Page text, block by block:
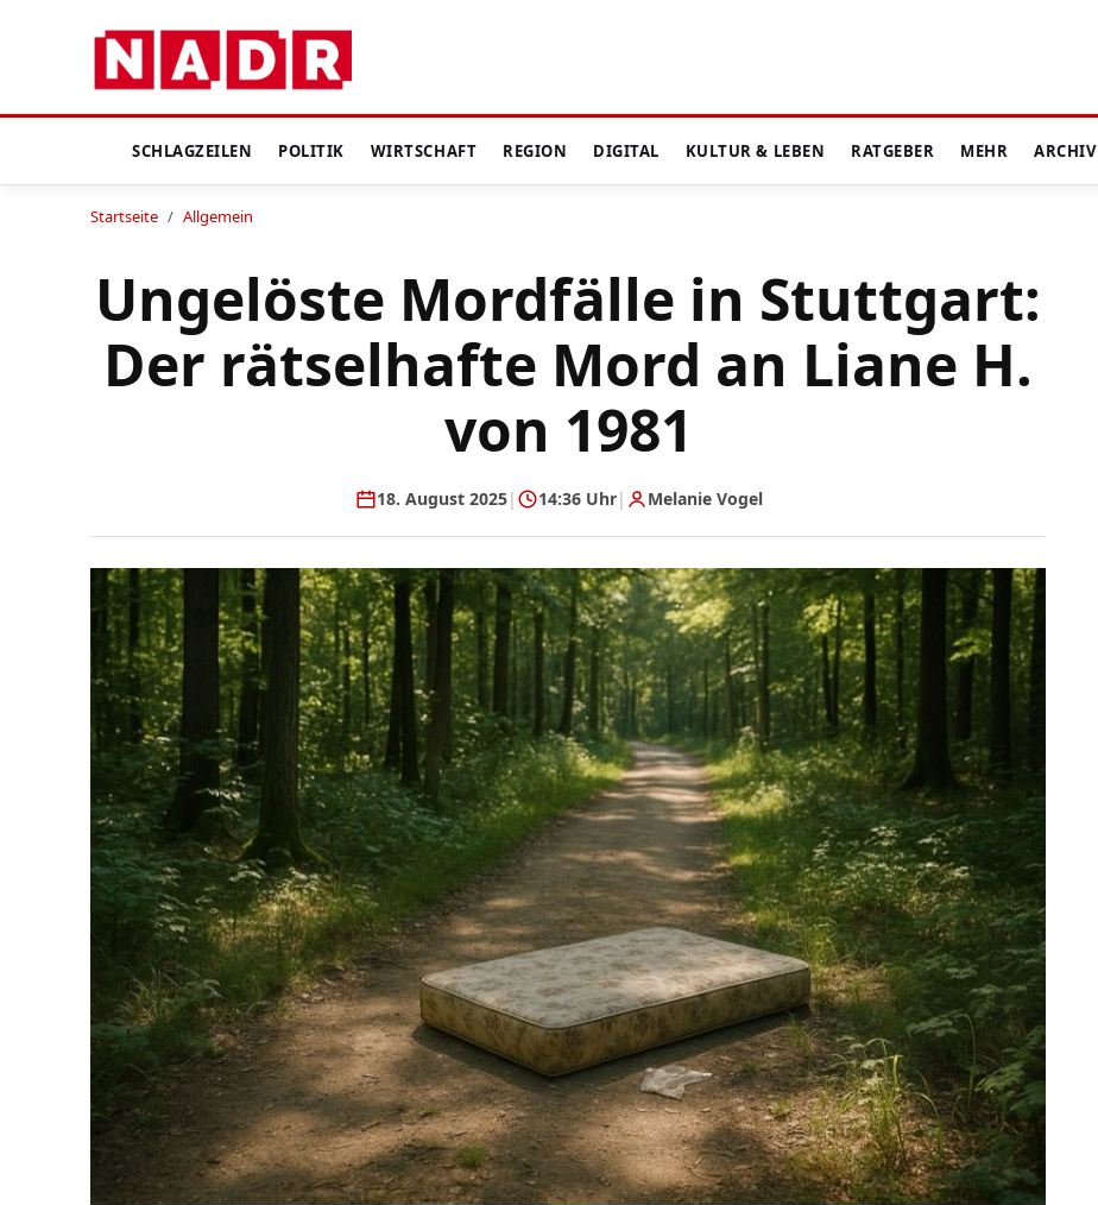
SCHLAGZEILEN POLITIK WIRTSCHAFT REGION DIGITAL KULTUR & LEBEN RATGEBER MEHR ARCHIV
Startseite / Allgemein
Ungelöste Mordfälle in Stuttgart:
Der rätselhafte Mord an Liane H.
von 1981
18. August 2025| 14:36 Uhr| Melanie Vogel